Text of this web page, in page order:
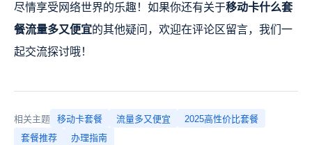
尽情享受网络世界的乐趣！如果你还有关于移动卡什么套
餐流量多又便宜的其他疑问，欢迎在评论区留言，我们一
起交流探讨哦！
相关主题 移动卡套餐 流量多又便宜
2025高性价比套餐
套餐推荐
办理指南